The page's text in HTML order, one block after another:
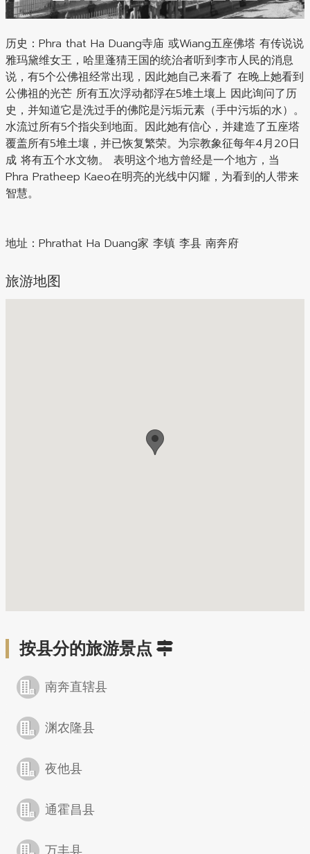
历史： Phra that Ha Duang寺庙 或Wiang五座佛塔 有传说说
雅玛黛维女王，哈里蓬猜王国的统治者听到李市人民的消息
说，有5个公佛祖经常出现，因此她自己来看了 在晚上她看到
公佛祖的光芒 所有五次浮动都浮在5堆土壤上 因此询问了历
史，并知道它是洗过手的佛陀是污垢元素（手中污垢的水）。
水流过所有5个指尖到地面。因此她有信心，并建造了五座塔
覆盖所有5堆土壤，并已恢复繁荣。为宗教象征每年4月20日
成 将有五个水文物。 表明这个地方曾经是一个地方，当
Phra Pratheep Kaeo在明亮的光线中闪耀，为看到的人带来
智慧。
地址： Phrathat Ha Duang家 李镇 李县 南奔府
旅游地图
按县分的旅游景点
南奔直辖县
渊农隆县
夜他县
通霍昌县